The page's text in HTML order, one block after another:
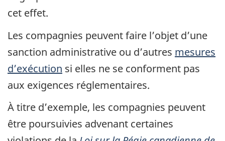
cet effet.
Les compagnies peuvent faire l’objet d’une
sanction administrative ou d’autres mesures
d’exécution si elles ne se conforment pas
aux exigences réglementaires.
À titre d’exemple, les compagnies peuvent
être poursuivies advenant certaines